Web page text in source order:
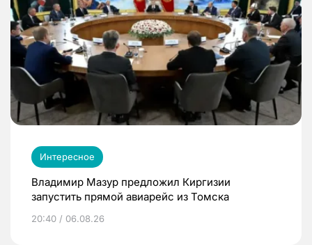
Интересное
Владимир Мазур предложил Киргизии
запустить прямой авиарейс из Томска
20:40 / 06.08.26